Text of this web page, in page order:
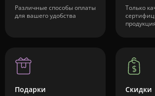
Различные способы оплаты
для вашего удобства
Только
Подарки Скидки